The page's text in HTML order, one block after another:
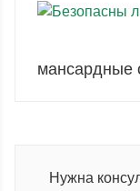
мансардные
Нужна